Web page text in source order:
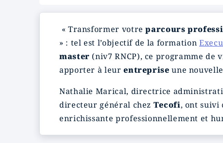
« Transformer votreparcours
» : tel est l’objectif de la formation
master (niv7 RNCP), ce programme
apporter à leurentreprise une
Nathalie Marical, directrice
directeur général chez Tecofi, ont suivi
enrichissante professionnellement et